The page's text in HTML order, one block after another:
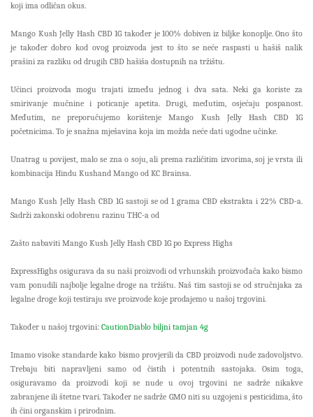
koji ima odličan okus.
Mango Kush Jelly Hash CBD 1G također je 100% dobiven iz biljke konoplje. Ono što
je također dobro kod ovog proizvoda jest to što se neće raspasti u hašiš nalik
prašini za razliku od drugih CBD hašiša dostupnih na tržištu.
Učinci proizvoda mogu trajati između jednog i dva sata. Neki ga koriste za
smirivanje mučnine i poticanje apetita. Drugi, međutim, osjećaju pospanost.
Međutim, ne preporučujemo korištenje Mango Kush Jelly Hash CBD 1G
početnicima. To je snažna mješavina koja im možda neće dati ugodne učinke.
Unatrag u povijest, malo se zna o soju, ali prema različitim izvorima, soj je vrsta ili
kombinacija Hindu Kushand Mango od KC Brainsa.
Mango Kush Jelly Hash CBD 1G sastoji se od 1 grama CBD ekstrakta i 22% CBD-a.
Sadrži zakonski odobrenu razinu THC-a od
Zašto nabaviti Mango Kush Jelly Hash CBD 1G po Express Highs
ExpressHighs osigurava da su naši proizvodi od vrhunskih proizvođača kako bismo
vam ponudili najbolje legalne droge na tržištu. Naš tim sastoji se od stručnjaka za
legalne droge koji testiraju sve proizvode koje prodajemo u našoj trgovini.
Također u našoj trgovini: CautionDiablo biljni tamjan 4g
Imamo visoke standarde kako bismo provjerili da CBD proizvodi nude zadovoljstvo.
Trebaju biti napravljeni samo od čistih i potentnih sastojaka. Osim toga,
osiguravamo da proizvodi koji se nude u ovoj trgovini ne sadrže nikakve
zabranjene ili štetne tvari. Također ne sadrže GMO niti su uzgojeni s pesticidima, što
ih čini organskim i prirodnim.